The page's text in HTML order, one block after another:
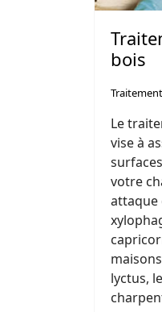
bois
Le
vise à
votre
attaque
lyctus,